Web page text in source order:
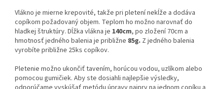
Vlákno je mierne krepovité, takže pri pletení nekĺže a dodáva
copíkom požadovaný objem. Teplom ho možno narovnať do
hladkej štruktúry. Dĺžka vlákna je 140cm, po zložení 70cm a
hmotnosť jedného balenia je približne 85g. Z jedného balenia
vyrobíte približne 25ks copíkov.
Pletenie možno ukončiť tavením, horúcou vodou, uzlíkom alebo
pomocou gumičiek. Aby ste dosiahli najlepšie výsledky,